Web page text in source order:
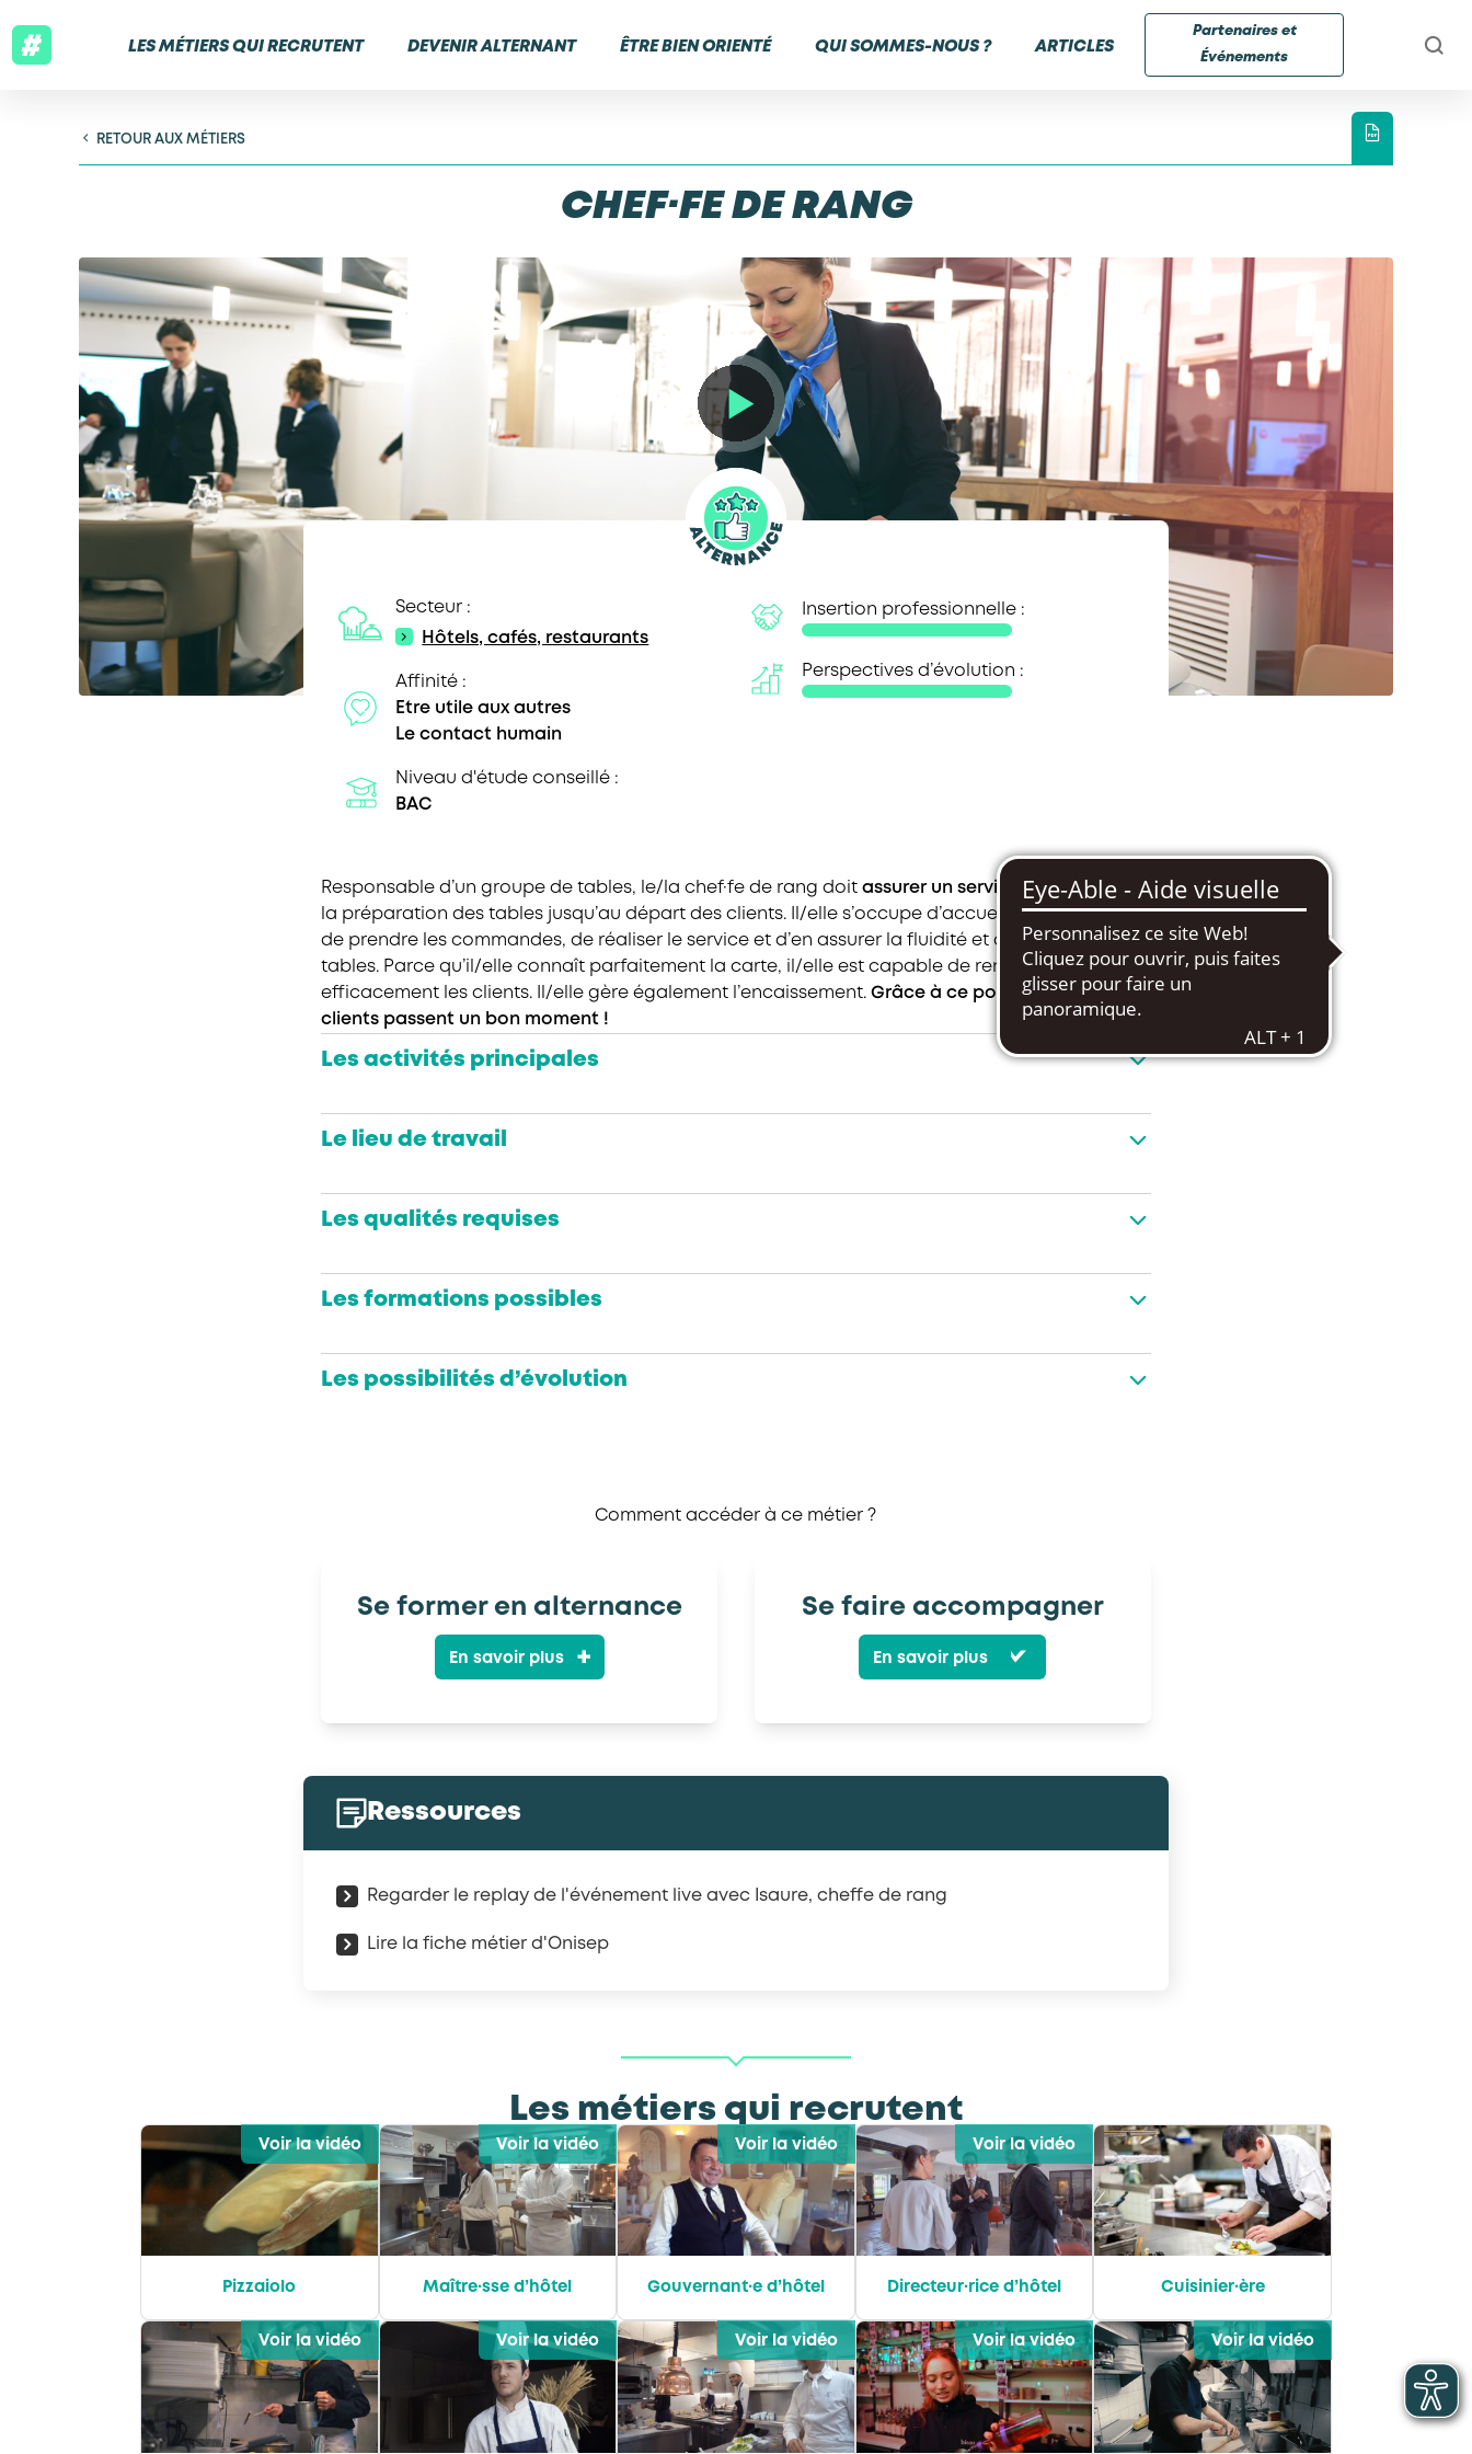
LES MÉTIERS QUI RECRUTENT DEVENIR ALTERNANT ÊTRE BIEN ORIENTÉ QUI SOMMES-NOUS ? ARTICLES
Partenaires et
Événements
RETOUR AUX MÉTIERS
CHEF·FE DE RANG
Secteur :
Hôtels, cafés, restaurants
Affinité :
Etre utile aux autres
Le contact humain
Niveau d'étude conseillé :
BAC
Insertion professionnelle :
Perspectives d’évolution :
Responsable d’un groupe de tables, le/la chef·fe de rang doitassurer un service excellent : de
la préparation des tables jusqu’au départ des clients. Il/elle s’occupe d’accueillir la clientèle,
de prendre les commandes, de réaliser le service et d’en assurer la fluidité et de nettoyer les
tables. Parce qu’il/elle connaît parfaitement la carte, il/elle est capable de renseigner
efficacement les clients. Il/elle gère également l’encaissement.Grâce à ce poste essentiel, les
clients passent un bon moment !
Les activités principales
Le lieu de travail
Les qualités requises
Les formations possibles
Les possibilités d’évolution
Comment accéder à ce métier ?
Se former en alternance
En savoir plus
Se faire accompagner
En savoir plus
Ressources
Regarder le replay de l'événement live avec Isaure, cheffe de rang
Lire la fiche métier d'Onisep
Les métiers qui recrutent
Pizzaiolo
Voir la vidéo
Maître·sse d’hôtel
Voir la vidéo
Gouvernant·e d’hôtel
Voir la vidéo
Directeur·rice d’hôtel
Voir la vidéo
Cuisinier·ère
Voir la vidéo Voir la vidéo Voir la vidéo Voir la vidéo Voir la vidéo